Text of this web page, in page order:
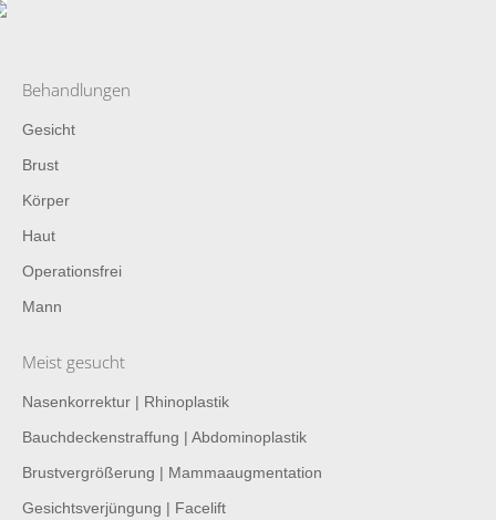
Behandlungen
Gesicht
Brust
Körper
Haut
Operationsfrei
Mann
Meist gesucht
Nasenkorrektur | Rhinoplastik
Bauchdeckenstraffung | Abdominoplastik
Brustvergrößerung | Mammaaugmentation
Gesichtsverjüngung | Facelift